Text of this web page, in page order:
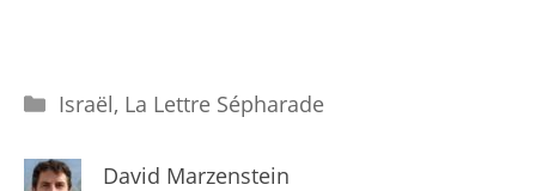
Catégories
Israël, La Lettre Sépharade
David Marzenstein